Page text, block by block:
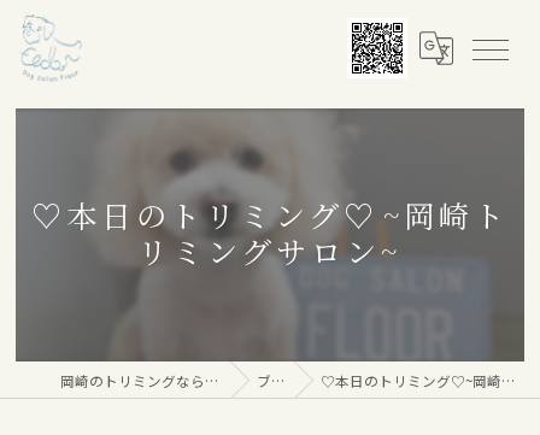
♡本日のトリミング♡⁠~岡崎ト
リミングサロン~
岡崎のトリミングならDog salon Floor ブログ ♡本日のトリミング♡⁠~岡崎トリミングサロン~